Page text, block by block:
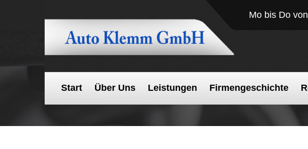
Mo bis Do
Start Über Uns Leistungen Firmengeschichte